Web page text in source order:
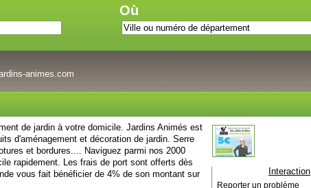
Où
animes.com
de jardin à votre domicile. Jardins Animés est
d'aménagement et décoration de jardin. Serre
et bordures.... Naviguez parmi nos 2000
rapidement. Les frais de port sont offerts dès
vous fait bénéficier de 4% de son montant sur
Interaction
Reporter un problème